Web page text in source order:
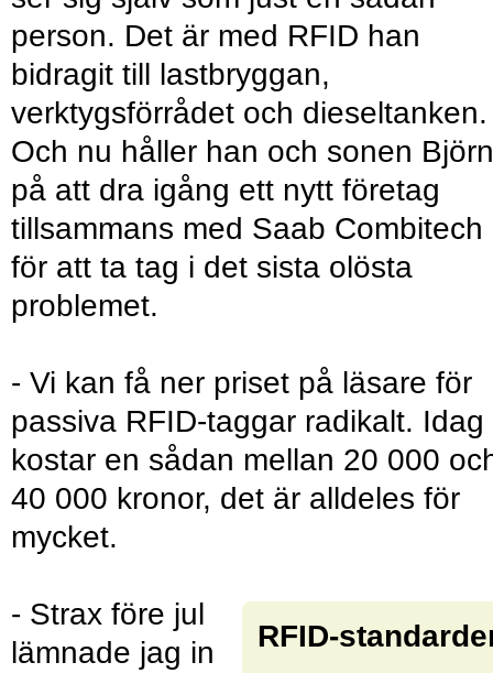
person. Det är med RFID han
bidragit till lastbryggan,
verktygsförrådet och dieseltanken.
Och nu håller han och sonen Björn
på att dra igång ett nytt företag
tillsammans med Saab Combitech
för att ta tag i det sista olösta
problemet.
- Vi kan få ner priset på läsare för
passiva RFID-taggar radikalt. Idag
kostar en sådan mellan 20 000
40 000 kronor, det är alldeles för
mycket.
RFID-
- Strax före jul
lämnade jag in